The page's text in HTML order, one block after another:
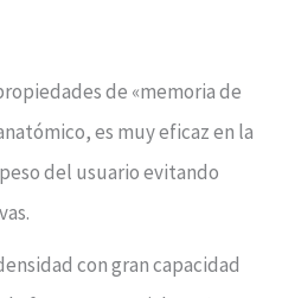
de «memoria de
es muy eficaz en la
del usuario evitando
con gran capacidad